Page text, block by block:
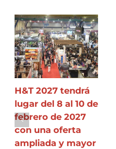
H&T 2027 tendrá
lugar del 8 al 10 de
febrero de 2027
con una oferta
ampliada y mayor